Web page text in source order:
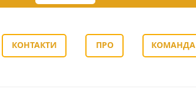
КОНТАКТИ
ПРО
КОМАНДА